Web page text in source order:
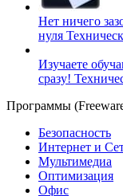
Нет ничего
нуля
Изучаете
сразу!
Программы
Безопасность
Интернет и
Мультимедиа
Оптимизация
Офис